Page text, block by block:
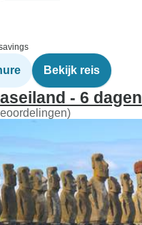
Bekijk reis
- 6 dagen